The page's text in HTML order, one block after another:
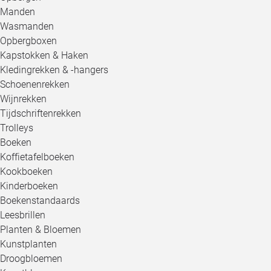
Manden
Wasmanden
Opbergboxen
Kapstokken & Haken
Kledingrekken & -hangers
Schoenenrekken
Wijnrekken
Tijdschriftenrekken
Trolleys
Boeken
Koffietafelboeken
Kookboeken
Kinderboeken
Boekenstandaards
Leesbrillen
Planten & Bloemen
Kunstplanten
Droogbloemen